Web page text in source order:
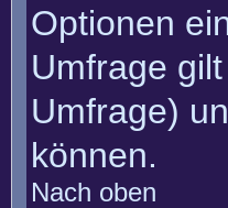
Optionen
Umfrage
Umfrage)
können.
Nach oben